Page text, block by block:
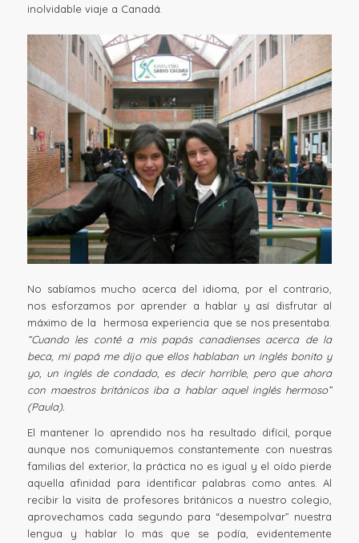
inolvidable viaje a Canadá.
No sabíamos mucho acerca del idioma, por el contrario,
nos esforzamos por aprender a hablar y así disfrutar al
máximo de la hermosa experiencia que se nos presentaba.
“Cuando les conté a mis papás canadienses acerca de la
beca, mi papá me dijo que ellos hablaban un inglés bonito y
yo, un inglés de condado, es decir horrible, pero que ahora
con maestros británicos iba a hablar aquel inglés hermoso”
(Paula).
El mantener lo aprendido nos ha resultado difícil, porque
aunque nos comuniquemos constantemente con nuestras
familias del exterior, la práctica no es igual y el oído pierde
aquella afinidad para identificar palabras como antes. Al
recibir la visita de profesores británicos a nuestro colegio,
aprovechamos cada segundo para “desempolvar” nuestra
lengua y hablar lo más que se podía, evidentemente